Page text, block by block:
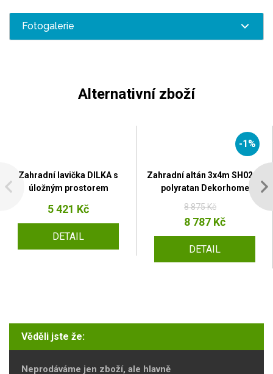
Fotogalerie
Alternativní zboží
Zahradní lavička DILKA s
úložným prostorem
5 421 Kč
DETAIL
-1%
Zahradní altán 3x4m SH021R
polyratan Dekorhome
8 875 Kč
8 787 Kč
DETAIL
Věděli jste že:
Neprodáváme jen zboží, ale hlavně